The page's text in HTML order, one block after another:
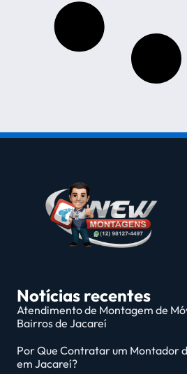
Notícias recentes
Atendimento de Montagem de
Bairros de Jacareí
Por Que Contratar um Montador
em Jacareí?